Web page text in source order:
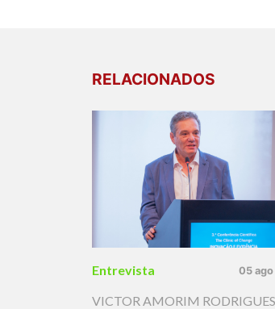
RELACIONADOS
Entrevista 05
VICTOR AMORIM RODRIGUES